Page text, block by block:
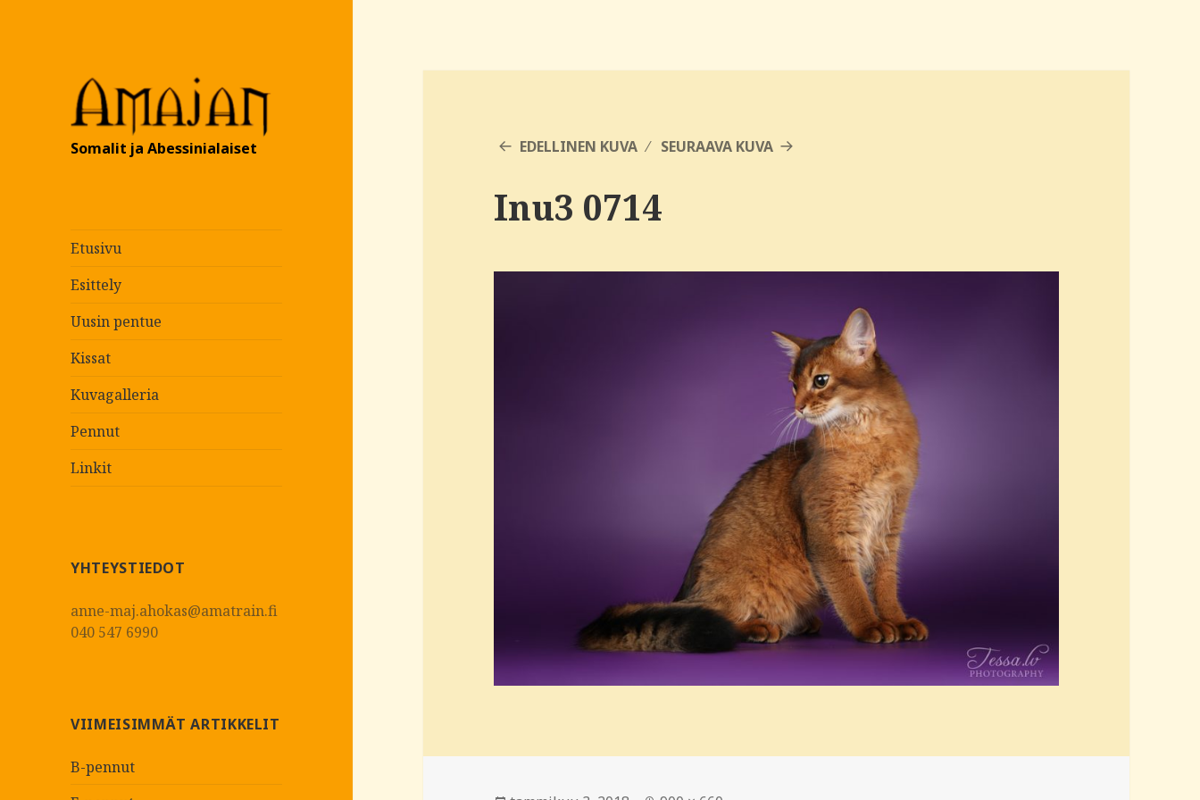
Somalit ja Abessinialaiset
Etusivu
Esittely
Uusin pentue
Kissat
Kuvagalleria
Pennut
Linkit
YHTEYSTIEDOT
anne-maj.ahokas@amatrain.fi
040 547 6990
VIIMEISIMMÄT ARTIKKELIT
B-pennut
EDELLINEN KUVA SEURAAVA KUVA
Inu3 0714